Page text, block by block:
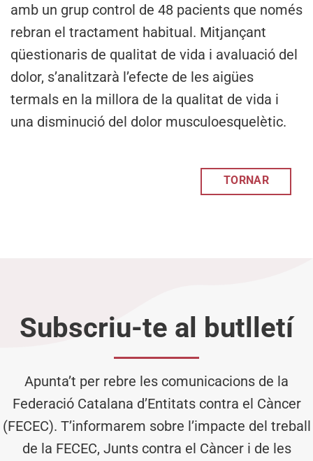
amb un grup control de 48 pacients que només
rebran el tractament habitual. Mitjançant
qüestionaris de qualitat de vida i avaluació del
dolor, s’analitzarà l’efecte de les aigües
termals en la millora de la qualitat de vida i
una disminució del dolor musculoesquelètic.
TORNAR
Subscriu-te al butlletí
Apunta’t per rebre les comunicacions de la
Federació Catalana d’Entitats contra el Càncer
(FECEC). T’informarem sobre l’impacte del treball
de la FECEC, Junts contra el Càncer i de les